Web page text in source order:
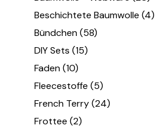
Beschichtete Baumwolle (4)
Bündchen (58)
DIY Sets (15)
Faden (10)
Fleecestoffe (5)
French Terry (24)
Frottee (2)